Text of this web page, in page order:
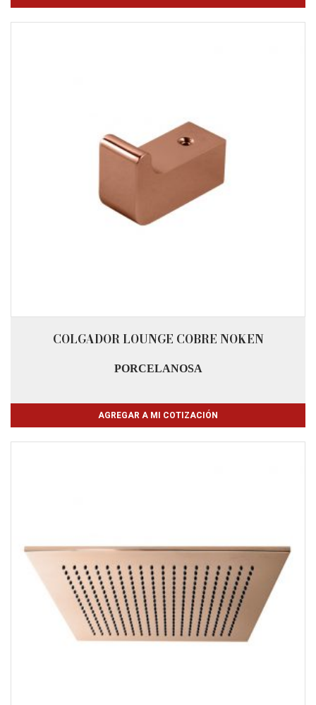
COLGADOR LOUNGE COBRE NOKEN
PORCELANOSA
AGREGAR A MI COTIZACIÓN